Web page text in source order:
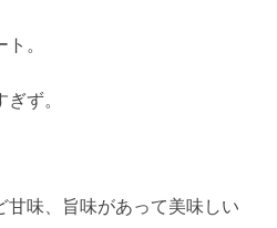
。
ず。
甘味、旨味があって美味しい